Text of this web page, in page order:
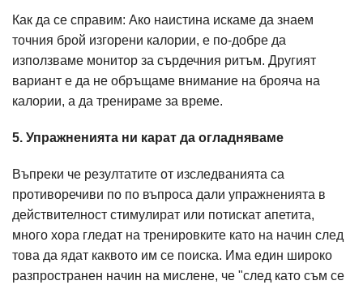
Как да се справим: Ако наистина искаме да знаем
точния брой изгорени калории, е по-добре да
използваме монитор за сърдечния ритъм. Другият
вариант е да не обръщаме внимание на брояча на
калории, а да тренираме за време.
5. Упражненията ни карат да огладняваме
Въпреки че резултатите от изследванията са
противоречиви по по въпроса дали упражненията в
действителност стимулират или потискат апетита,
много хора гледат на тренировките като на начин след
това да ядат каквото им се поиска. Има един широко
разпространен начин на мислене, че "след като съм се